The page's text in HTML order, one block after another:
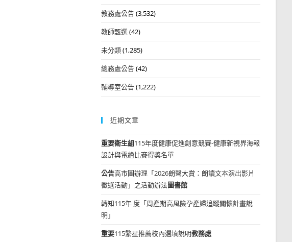
教務處公告(3,532)
教師甄選(42)
未分類(1,285)
總務處公告(42)
輔導室公告(1,222)
近期文章
重要衛生組115年度健康促進創意競賽-健康新視界海報
設計與電繪比賽得獎名單
公告高市圖辦理「2026朗聲大賞：朗讀文本演出影片
徵選活動」之活動辦法圖書館
轉知115年 度「周產期高風險孕產婦追蹤關懷計畫說
明」
重要115繁星推薦校內選填說明教務處